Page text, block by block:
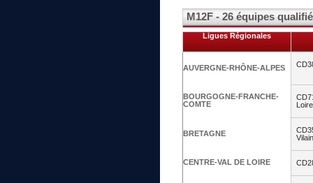
M12F - 26 équipes
Ligues Régionales
AUVERGNE-RHÔNE-ALPES
BOURGOGNE-FRANCHE-
COMTE
Loire
BRETAGNE
CENTRE-VAL DE LOIRE